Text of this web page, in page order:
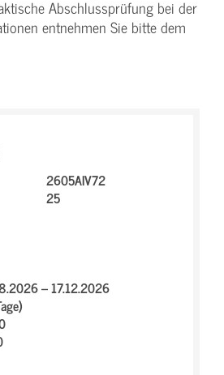
Abschlussprüfung bei der
entnehmen Sie bitte dem
2605AIV72
25
– 17.12.2026